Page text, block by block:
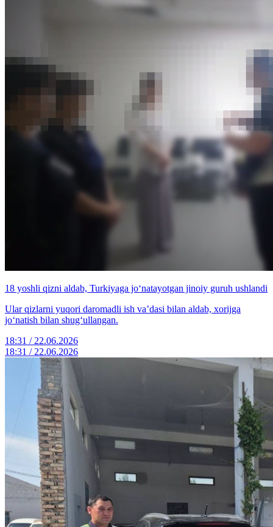
18 yoshli qizni aldab, Turkiyaga jo‘natayotgan jinoiy guruh ushlandi
Ular qizlarni yuqori daromadli ish va’dasi bilan aldab, xorijga
jo‘natish bilan shug‘ullangan.
18:31 / 22.06.2026
18:31 / 22.06.2026